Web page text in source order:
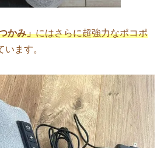
かみ」にはさらに超強力なポコポ
います。